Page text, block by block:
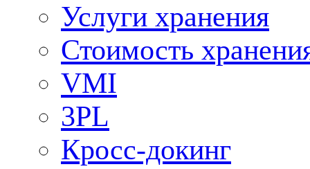
Услуги хранения
Стоимость
VMI
3PL
Кросс-докинг